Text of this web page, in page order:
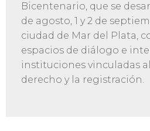
Bicentenario, que se
de agosto, 1 y 2 de
ciudad de Mar del Plata,
espacios de diálogo e
instituciones vinculadas
derecho y la registración.